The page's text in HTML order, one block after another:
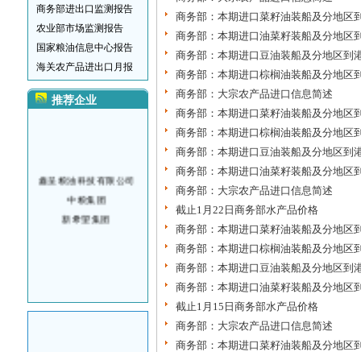
商务部进出口监测报告
农业部市场监测报告
国家粮油信息中心报告
海关农产品进出口月报
推荐企业
鑫呈粮油科技有限公司
中粮集团
新希望集团
商务部：本期进口菜籽油装船及分地区
商务部：本期进口油菜籽装船及分地区
商务部：本期进口豆油装船及分地区到
商务部：本期进口棕榈油装船及分地区
商务部：大宗农产品进口信息简述
商务部：本期进口菜籽油装船及分地区
商务部：本期进口棕榈油装船及分地区
商务部：本期进口豆油装船及分地区到
商务部：本期进口油菜籽装船及分地区
商务部：大宗农产品进口信息简述
截止1月22日商务部水产品价格
商务部：本期进口菜籽油装船及分地区
商务部：本期进口棕榈油装船及分地区
商务部：本期进口豆油装船及分地区到
商务部：本期进口油菜籽装船及分地区
截止1月15日商务部水产品价格
商务部：大宗农产品进口信息简述
商务部：本期进口菜籽油装船及分地区